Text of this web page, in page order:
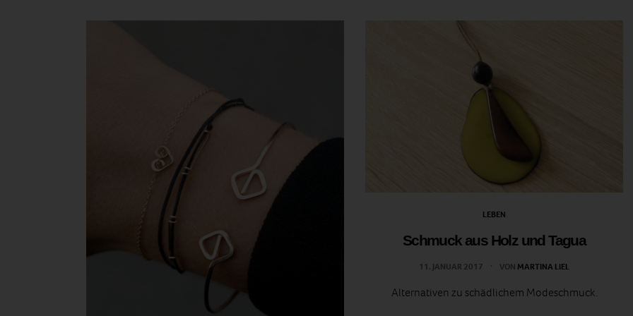
LEBEN
Schmuck aus Holz und Tagua
11. JANUAR 2017 VON MARTINA LIEL
Alternativen zu schädlichem Modeschmuck.